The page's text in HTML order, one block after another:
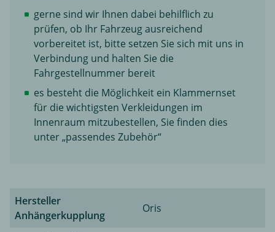
gerne sind wir Ihnen dabei behilflich zu
prüfen, ob Ihr Fahrzeug ausreichend
vorbereitet ist, bitte setzen Sie sich mit uns in
Verbindung und halten Sie die
Fahrgestellnummer bereit
es besteht die Möglichkeit ein Klammernset
für die wichtigsten Verkleidungen im
Innenraum mitzubestellen, Sie finden dies
unter „passendes Zubehör“
Hersteller
Anhängerkupplung
Oris